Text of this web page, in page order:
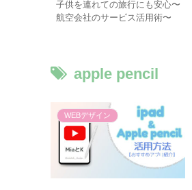
子供を連れての旅行にも安心〜
航空会社のサービス活用術〜
apple pencil
WEBデザイン